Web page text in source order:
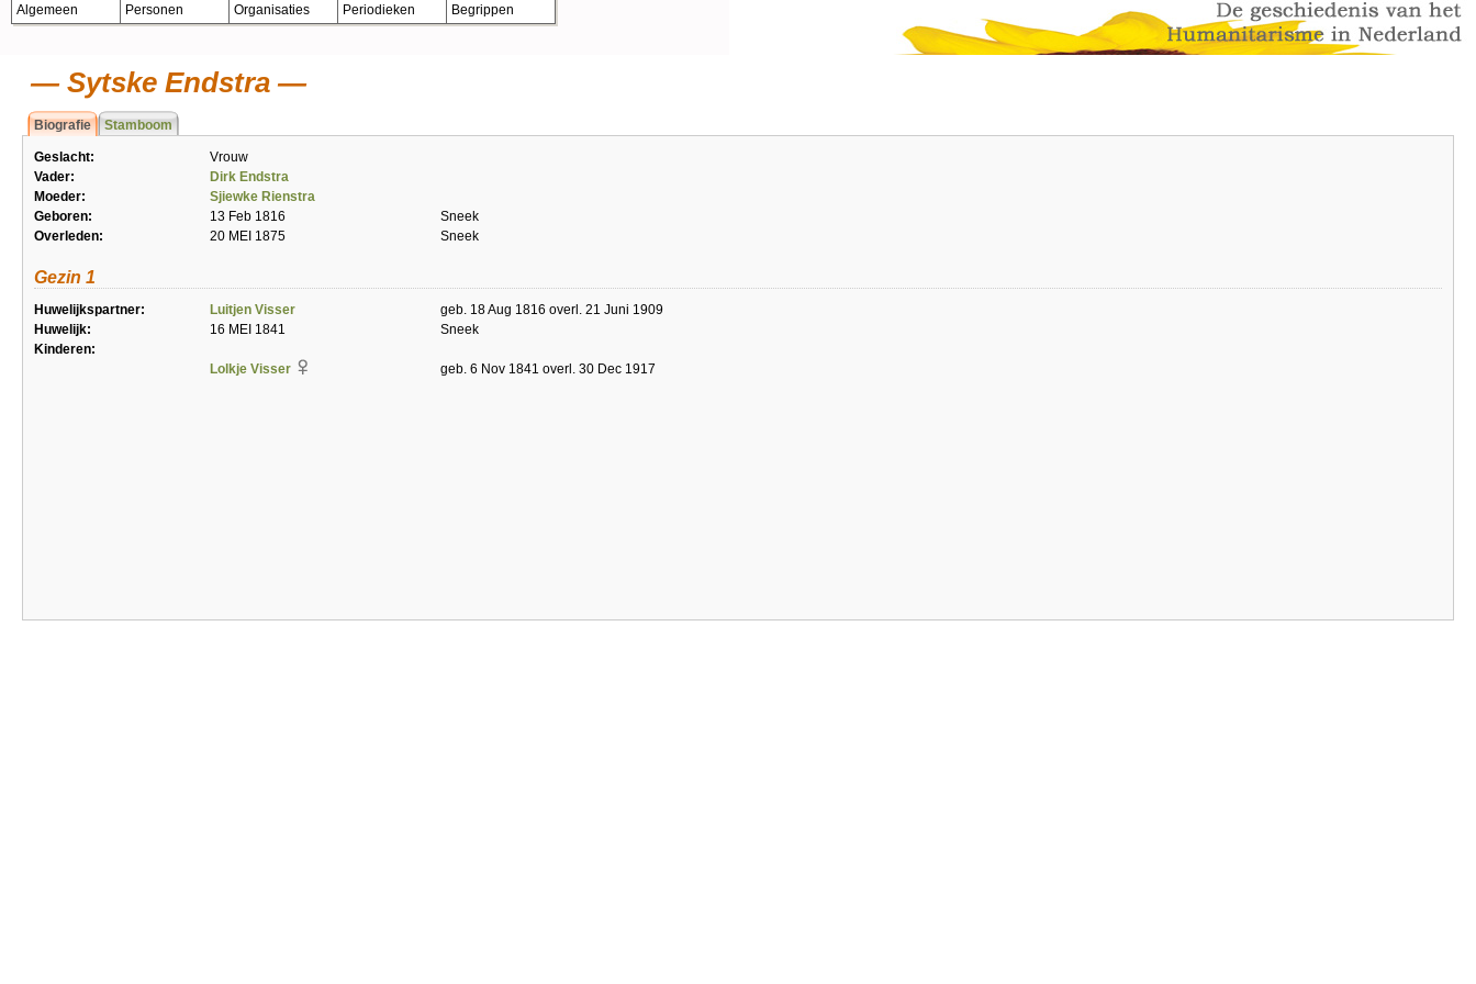
Algemeen Personen Organisaties Periodieken Begrippen
Sytske Endstra
Biografie Stamboom
Geslacht:
Vrouw
Vader:
Dirk Endstra
Moeder:
Sjiewke Rienstra
Geboren:
13 Feb 1816
Sneek
Overleden:
20 MEI 1875 Sneek
Gezin 1
Huwelijkspartner: Luitjen Visser
geb. 18 Aug 1816 overl. 21 Juni 1909
Huwelijk:
16 MEI 1841
Sneek
Kinderen:
Lolkje Visser
geb. 6 Nov 1841 overl. 30 Dec 1917